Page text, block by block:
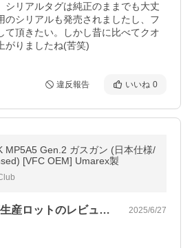
シリアルタグは純正のままでも大丈
のシリアルも発売されましたし、フ
て頂きたい。しかし昔に比べてクオ
がりましたね(苦笑)
違反報告 いいね 0
MP5A5 Gen.2 ガスガン (日本仕様/
HK Licensed) [VFC OEM] Umarex製
産ロットのレビュ… 2025/6/27